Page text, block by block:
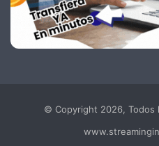
© Copyright 2026, Todos